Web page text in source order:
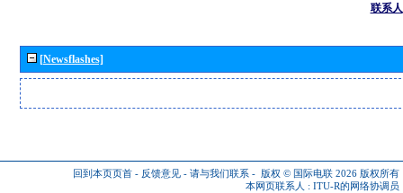
联系人
[Newsflashes]
回到本页页首 - 反馈意见 - 请与我们联系 - 版权 © 国际电联 2026 版权所有
本网页联系人 : ITU-R的网络协调员